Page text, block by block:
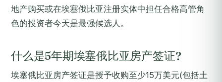
地产购买或在埃塞俄比亚注册实体中担任合格高管角
色的投资者今天是最强候选人。
什么是5年期埃塞俄比亚房产签证?
埃塞俄比亚房产签证是授予收购至少15万美元(包括土